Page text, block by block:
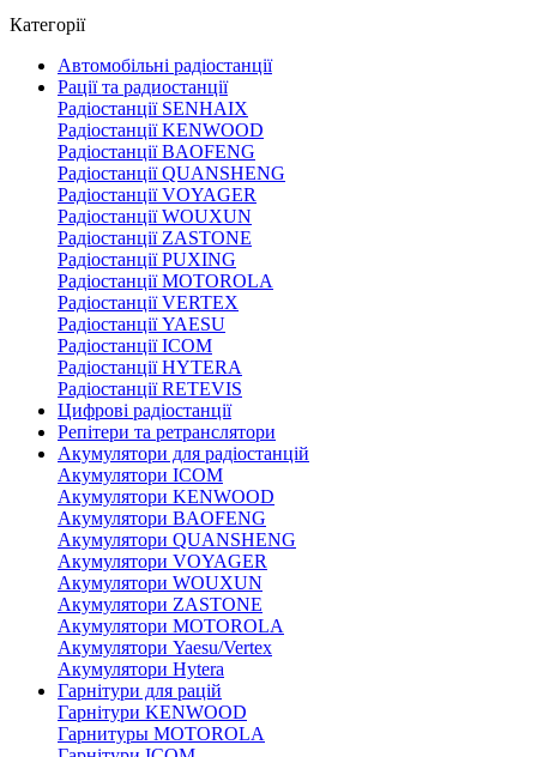
Категорії
Автомобільні радіостанції
Рації та радиостанції
Радіостанції SENHAIX
Радіостанції KENWOOD
Радіостанції BAOFENG
Радіостанції QUANSHENG
Радіостанції VOYAGER
Радіостанції WOUXUN
Радіостанції ZASTONE
Радіостанції PUXING
Радіостанції MOTOROLA
Радіостанції VERTEX
Радіостанції YAESU
Радіостанції ICOM
Радіостанції HYTERA
Радіостанції RETEVIS
Цифрові радіостанції
Репітери та ретранслятори
Акумулятори для радіостанцій
Акумулятори ICOM
Акумулятори KENWOOD
Акумулятори BAOFENG
Акумулятори QUANSHENG
Акумулятори VOYAGER
Акумулятори WOUXUN
Акумулятори ZASTONE
Акумулятори MOTOROLA
Акумулятори Yaesu/Vertex
Акумулятори Hytera
Гарнітури для рацій
Гарнітури KENWOOD
Гарнитуры MOTOROLA